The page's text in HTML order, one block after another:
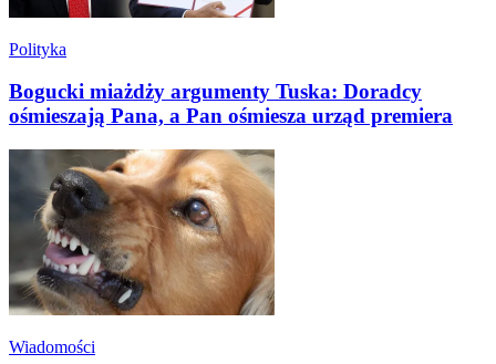
Polityka
Bogucki miażdży argumenty Tuska: Doradcy
ośmieszają Pana, a Pan ośmiesza urząd premiera
Wiadomości